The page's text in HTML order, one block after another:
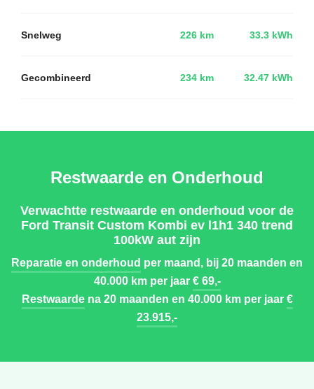
Snelweg 226 km 33.3 kWh
Gecombineerd 234 km 32.47 kWh
Restwaarde en Onderhoud
Verwachtte restwaarde en onderhoud voor de
Ford Transit Custom Kombi ev l1h1 340 trend
100kW aut zijn
Reparatie en onderhoud per maand, bij 20 maanden en
40.000 km per jaar€ 69,-
Restwaardena 20 maanden en 40.000 km per jaar€
23.915,-